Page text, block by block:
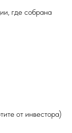
где собрана
от инвестора)